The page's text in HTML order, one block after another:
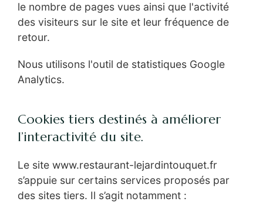
le nombre de pages vues ainsi que l'activité
des visiteurs sur le site et leur fréquence de
retour.
Nous utilisons l'outil de statistiques Google
Analytics.
Cookies tiers destinés à améliorer
l’interactivité du site.
Le site www.restaurant-lejardintouquet.fr
s’appuie sur certains services proposés par
des sites tiers. Il s’agit notamment :